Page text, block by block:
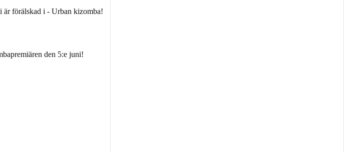
är förälskad i - Urban kizomba!
den 5:e juni!